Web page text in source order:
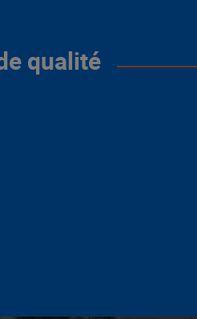
qualité